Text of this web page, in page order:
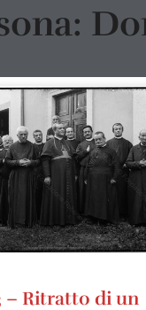
– Ritratto di un